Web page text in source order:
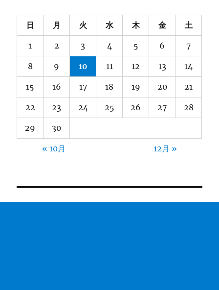
日 月 火 水 木 金 土
1 2 3 4 5 6 7
8 9 10 11 12 13 14
15 16 17 18 19 20 21
22 23 24 25 26 27 28
29 30
« 10月 12月 »